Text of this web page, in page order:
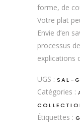
forme, de
Votre plat
Envie d’en
processus
explications
UGS : SAL-
Catégories :
Étiquettes :